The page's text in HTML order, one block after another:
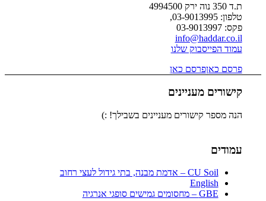
ת.ד 350 נוה ירק 4994500
טלפון: 03-9013995,
פקס: 03-9013997
info@haddar.co.il
עמוד הפייסבוק שלנו
פרסם כאןפרסם כאן
קישורים מעניינים
הנה מספר קישורים מעניינים בשבילך! :)
עמודים
CU Soil – אדמת מבנה, בתי גידול לעצי רחוב
English
GBE – מחסומים גמישים סופגי אנרגיה